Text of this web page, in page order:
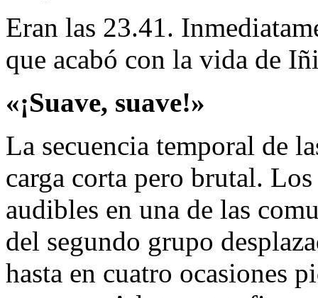
Eran las 23.41.
que acabó con la vida de
«¡Suave, suave!»
La secuencia temporal de
carga corta pero brutal.
audibles en una de las
del segundo grupo
hasta en cuatro ocasiones